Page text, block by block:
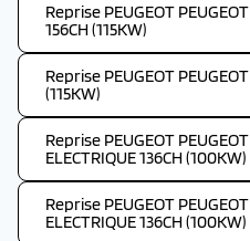
Reprise PEUGEOT
156CH (115KW)
Reprise PEUGEOT
(115KW)
Reprise PEUGEOT
ELECTRIQUE 136CH (100KW)
Reprise PEUGEOT
ELECTRIQUE 136CH (100KW)